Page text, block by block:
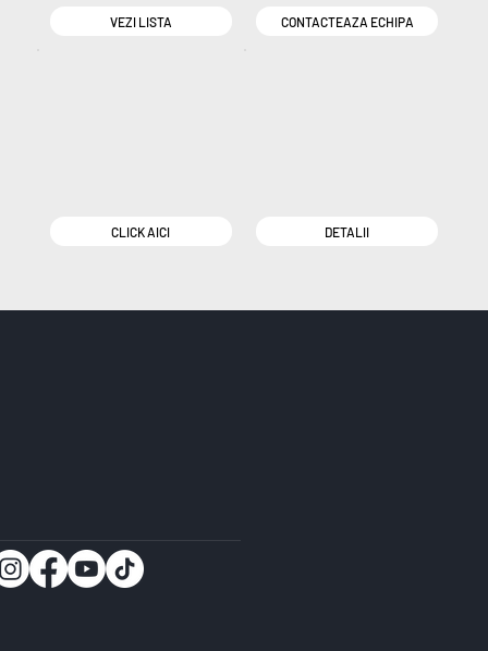
VEZI LISTA CONTACTEAZA ECHIPA
CLICK AICI DETALII